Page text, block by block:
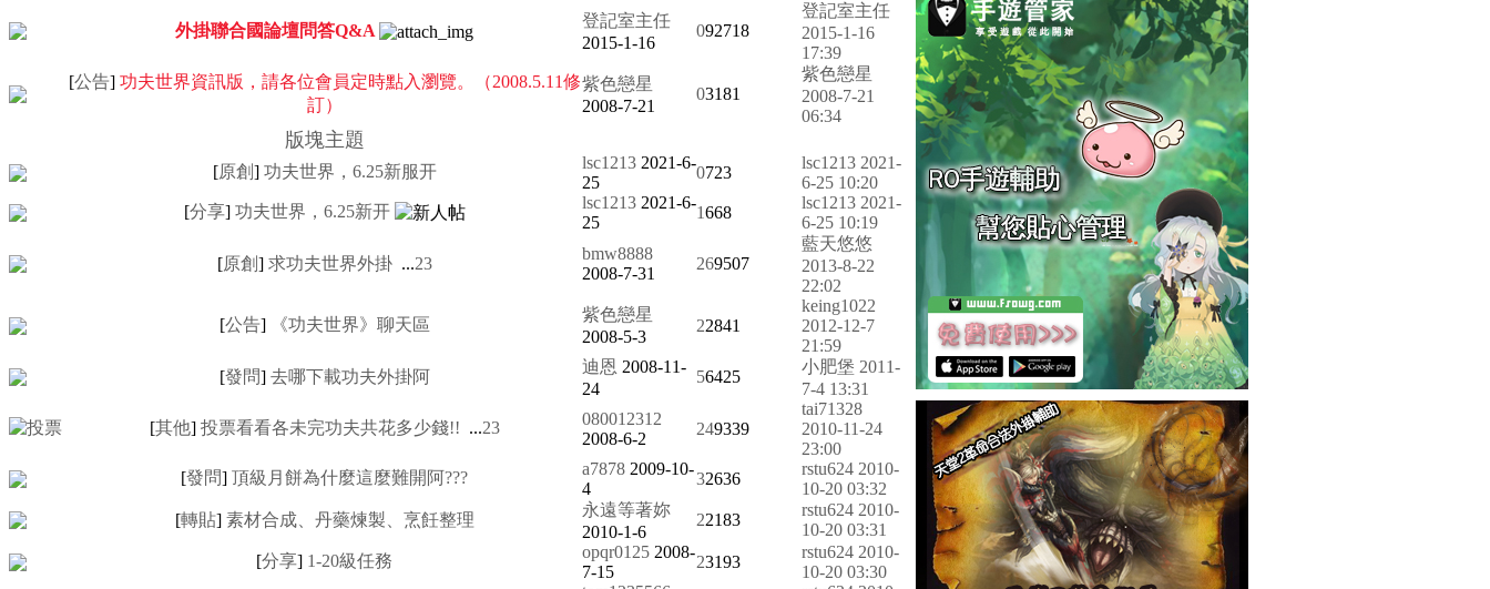
外掛聯合國論壇問答Q&A
登記室主任
2015-1-16
092718
登記室主任
2015-1-16
17:39
[公告] 功夫世界資訊版，請各位會員定時點入瀏覽。（2008.5.11修
訂）
紫色戀星
2008-7-21
03181
紫色戀星
2008-7-21
06:34
版塊主題
[原創] 功夫世界，6.25新服开 lsc1213 2021-6-
25
0723
lsc1213 2021-
6-25 10:20
[分享] 功夫世界，6.25新开 lsc1213 2021-6-
25
1668
lsc1213 2021-
6-25 10:19
[原創] 求功夫世界外掛 ...23
bmw8888
2008-7-31
269507
藍天悠悠
2013-8-22
22:02
[公告] 《功夫世界》聊天區
紫色戀星
2008-5-3
22841
keing1022
2012-12-7
21:59
[發問] 去哪下載功夫外掛阿
迪恩 2008-11-
24
56425
小肥堡 2011-
7-4 13:31
[其他] 投票看看各未完功夫共花多少錢!! ...23
080012312
2008-6-2
249339
tai71328
2010-11-24
23:00
[發問] 頂級月餅為什麼這麼難開阿??? a7878 2009-10-
4
32636
rstu624 2010-
10-20 03:32
[轉貼] 素材合成、丹藥煉製、烹飪整理
永遠等著妳
2010-1-6
22183
rstu624 2010-
10-20 03:31
[分享] 1-20級任務 opqr0125 2008-
7-15
23193
rstu624 2010-
10-20 03:30